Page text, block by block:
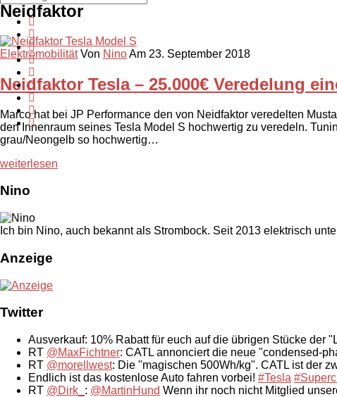
Neidfaktor
Elektromobilität Von NinoAm 23. September 2018
Neidfaktor Tesla – 25.000€ Veredelung
Marco hat bei JP Performance den von Neidfaktor veredelten
den Innenraum seines Tesla Model S hochwertig zu veredeln.
grau/Neongelb so hochwertig…
weiterlesen
Nino
Ich bin Nino, auch bekannt als Strombock. Seit 2013 elektrisch
Anzeige
Twitter
Ausverkauf: 10% Rabatt für euch auf die übrigen Stücke der
RT @MaxFichtner: CATL annonciert die neue "condensed-
RT @morellwest: Die "magischen 500Wh/kg". CATL ist der
Endlich ist das kostenlose Auto fahren vorbei! #Tesla
RT @Dirk_ : @MartinHund Wenn ihr noch nicht Mitglied